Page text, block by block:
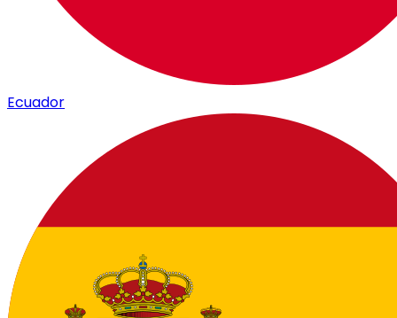
Ecuador